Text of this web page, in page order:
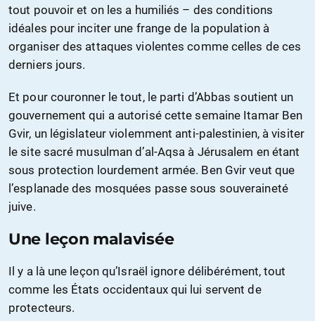
tout pouvoir et on les a humiliés – des conditions
idéales pour inciter une frange de la population à
organiser des attaques violentes comme celles de ces
derniers jours.
Et pour couronner le tout, le parti d’Abbas soutient un
gouvernement qui a autorisé cette semaine Itamar Ben
Gvir, un législateur violemment anti-palestinien, à visiter
le site sacré musulman d’al-Aqsa à Jérusalem en étant
sous protection lourdement armée. Ben Gvir veut que
l’esplanade des mosquées passe sous souveraineté
juive.
Une leçon malavisée
Il y a là une leçon qu’Israël ignore délibérément, tout
comme les États occidentaux qui lui servent de
protecteurs.